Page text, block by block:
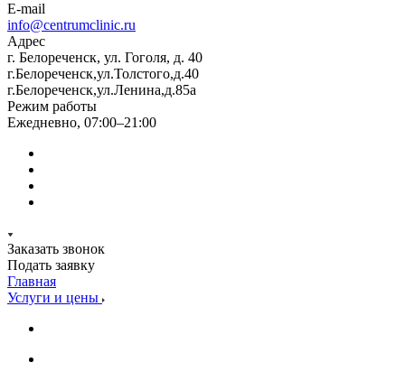
E-mail
info@centrumclinic.ru
Адрес
г. Белореченск, ул. Гоголя, д. 40
г.Белореченск,ул.Толстого,д.40
г.Белореченск,ул.Ленина,д.85а
Режим работы
Ежедневно, 07:00–21:00
Заказать звонок
Подать заявку
Главная
Услуги и цены